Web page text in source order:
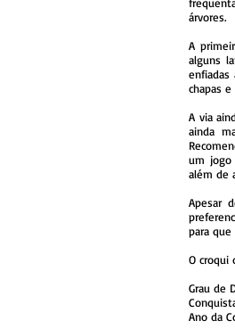
árvores. ​
A
alguns
enfiadas
chapas e
A via
ainda
um jogo
além de
Apesar
para
O croqui
Grau de
Ano da